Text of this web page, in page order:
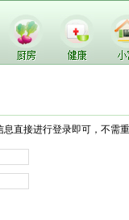
直接进行登录即可，不需